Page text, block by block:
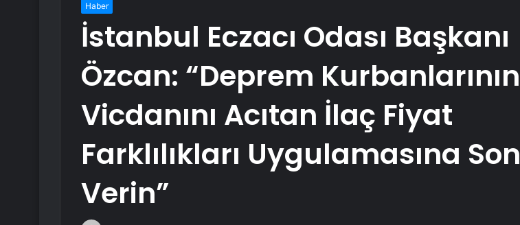
Haber
İstanbul Eczacı Odası Başkanı
Özcan: “Deprem Kurbanlarının
Vicdanını Acıtan İlaç Fiyat
Farklılıkları Uygulamasına Son
Verin”